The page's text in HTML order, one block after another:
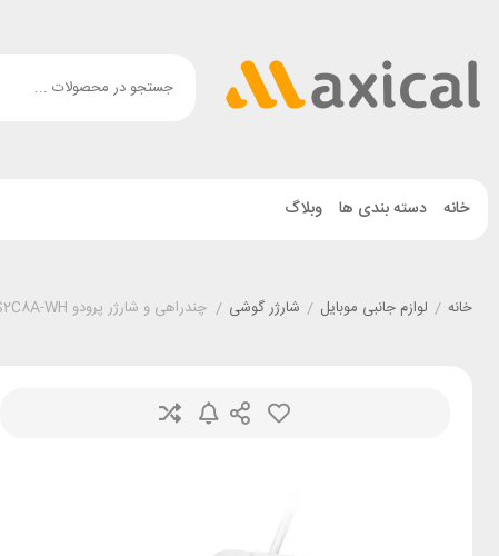
خانه دسته بندی ها وبلاگ
خانه / لوازم جانبی موبایل / شارژر گوشی / چندراهی و شارژر پرودو Porodo PB-4ACPS2C8A-WH توان 15 وات